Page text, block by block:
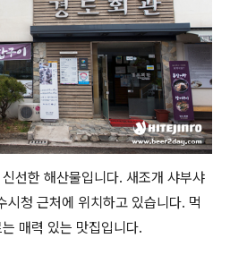
선한 해산물입니다. 새조개 샤부샤
시청 근처에 위치하고 있습니다. 먹
매력 있는 맛집입니다.